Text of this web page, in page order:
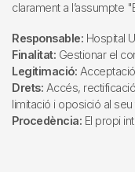
clarament a l’assumpte
Responsable: Hospital
Finalitat: Gestionar el
Legitimació:
Drets: Accés,
limitació i oposició al
Procedència: El propi